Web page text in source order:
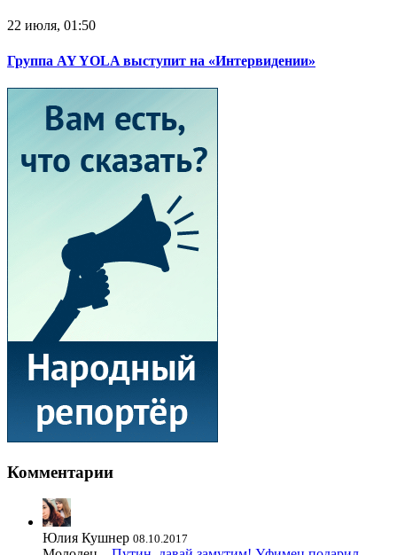
22 июля, 01:50
Группа AY YOLA выступит на «Интервидении»
Комментарии
Юлия Кушнер 08.10.2017